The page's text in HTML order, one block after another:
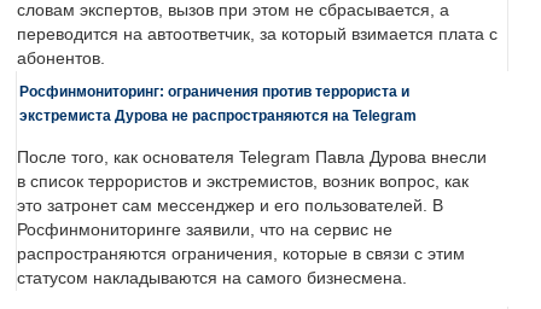
словам экспертов, вызов при этом не сбрасывается, а
переводится на автоответчик, за который взимается плата с
абонентов.
Росфинмониторинг: ограничения против террориста и
экстремиста Дурова не распространяются на Telegram
После того, как основателя Telegram Павла Дурова внесли
в список террористов и экстремистов, возник вопрос, как
это затронет сам мессенджер и его пользователей. В
Росфинмониторинге заявили, что на сервис не
распространяются ограничения, которые в связи с этим
статусом накладываются на самого бизнесмена.